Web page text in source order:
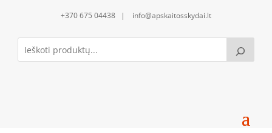
+370 675 04438 | info@apskaitosskydai.lt